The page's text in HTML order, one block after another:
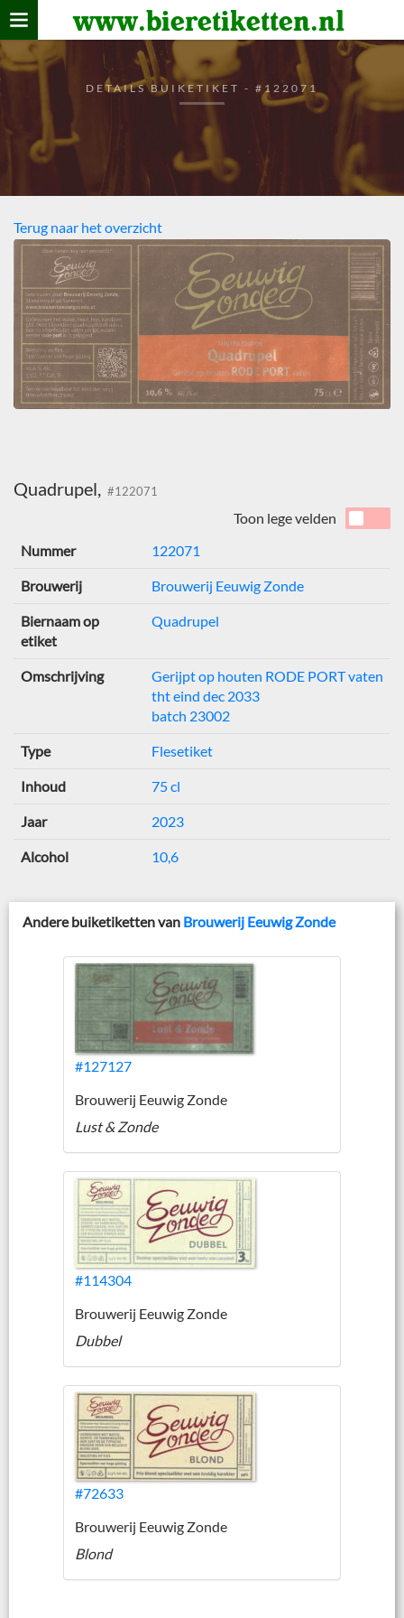
www.bieretiketten.nl
Home
verzamelen
De bierkaart
Bezoekers
DETAILS BUIKETIKET - #122071
Terug naar het overzicht
Quadrupel, #122071
Toon lege velden
Nummer
122071
Brouwerij Brouwerij Eeuwig Zonde
Biernaam op
etiket
Quadrupel
Omschrijving
Gerijpt op houten RODE PORT vaten
tht eind dec 2033
batch 23002
Type Flesetiket
Inhoud 75 cl
Jaar 2023
Alcohol 10,6
Andere buiketiketten van Brouwerij Eeuwig Zonde
#127127
Brouwerij Eeuwig Zonde
Lust & Zonde
#114304
Brouwerij Eeuwig Zonde
Dubbel
#72633
Brouwerij Eeuwig Zonde
Blond